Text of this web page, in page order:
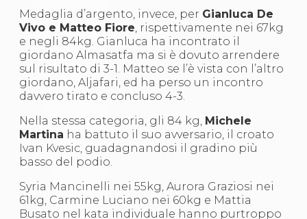
Corsi di Specializzazione
Corsi FIJLKAM-FISDIR
Corsi Preparatore Fisico
Edutraining class - Didattica infantile
Corso dirigenti sportivi
Corso Direttore di Gara
Abilitazioni
Sportello Fiscale
News
Modulistica
FAQ
Quesiti fiscali
Documenti
Medaglia d’argento, invece, per Gianluca De
Vivo e Matteo Fiore, rispettivamente nei 67kg
e negli 84kg. Gianluca ha incontrato il
giordano Almasatfa ma si è dovuto arrendere
sul risultato di 3-1. Matteo se l’è vista con l’altro
giordano, Aljafari, ed ha perso un incontro
davvero tirato e concluso 4-3.
Nella stessa categoria, gli 84 kg, Michele
Martina ha battuto il suo avversario, il croato
Ivan Kvesic, guadagnandosi il gradino più
basso del podio.
Syria Mancinelli nei 55kg, Aurora Graziosi nei
61kg, Carmine Luciano nei 60kg e Mattia
Busato nel kata individuale hanno purtroppo